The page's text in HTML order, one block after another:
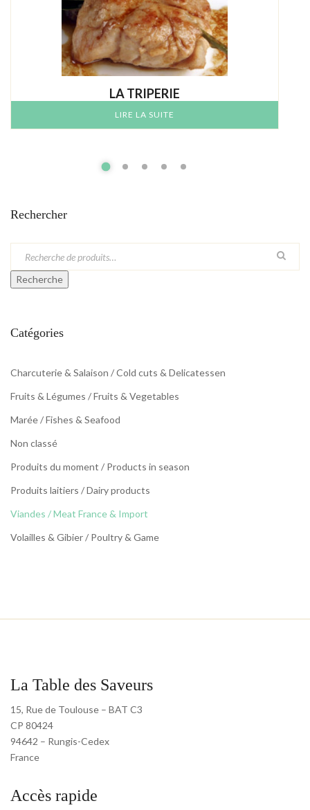
LA TRIPERIE
LIRE LA SUITE
Rechercher
Recherche
Catégories
Charcuterie & Salaison / Cold cuts & Delicatessen
Fruits & Légumes / Fruits & Vegetables
Marée / Fishes & Seafood
Non classé
Produits du moment / Products in season
Produits laitiers / Dairy products
Viandes / Meat France & Import
Volailles & Gibier / Poultry & Game
La Table des Saveurs
15, Rue de Toulouse – BAT C3
CP 80424
94642 – Rungis-Cedex
France
Accès rapide